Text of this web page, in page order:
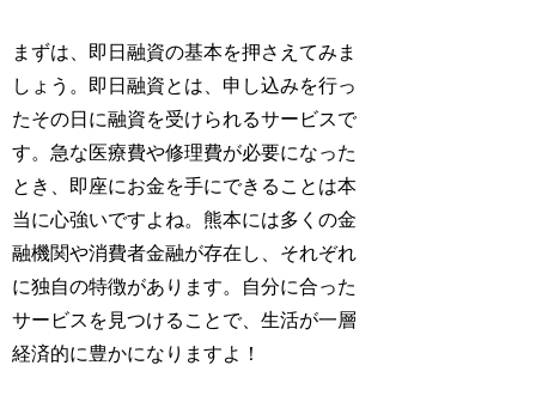
まずは、即日融資の基本を押さえてみま
しょう。即日融資とは、申し込みを行っ
たその日に融資を受けられるサービスで
す。急な医療費や修理費が必要になった
とき、即座にお金を手にできることは本
当に心強いですよね。熊本には多くの金
融機関や消費者金融が存在し、それぞれ
に独自の特徴があります。自分に合った
サービスを見つけることで、生活が一層
経済的に豊かになりますよ！